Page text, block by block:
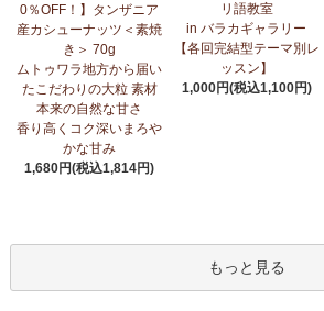
0％OFF！】タンザニア
産カシューナッツ＜素焼
き＞ 70g
ムトゥワラ地方から届い
たこだわりの大粒 素材
本来の自然な甘さ
香り高くコク深いまろや
かな甘み
1,680円(税込1,814円)
リ語教室
in バラカギャラリー
【各回完結型テーマ別レ
ッスン】
1,000円(税込1,100円)
もっと見る